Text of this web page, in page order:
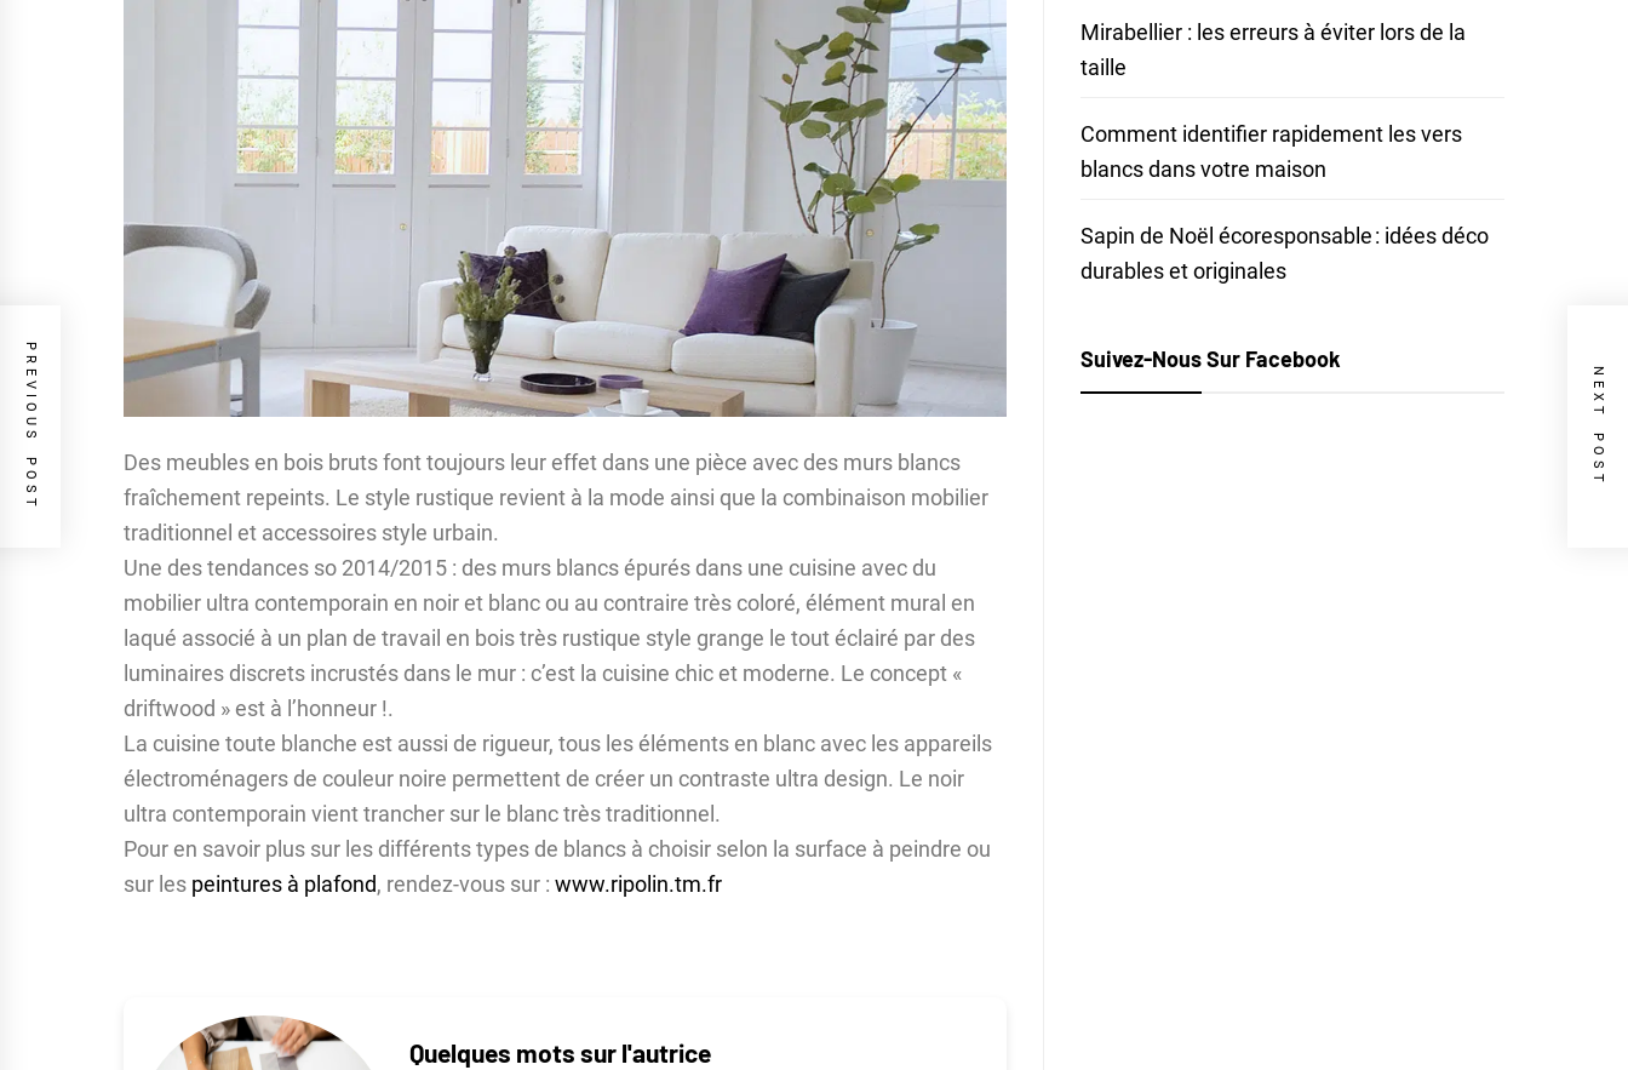
Des meubles en bois bruts font toujours leur effet dans une pièce avec des murs blancs
fraîchement repeints. Le style rustique revient à la mode ainsi que la combinaison mobilier
traditionnel et accessoires style urbain.
Une des tendances so 2014/2015 : des murs blancs épurés dans une cuisine avec du
mobilier ultra contemporain en noir et blanc ou au contraire très coloré, élément mural en
laqué associé à un plan de travail en bois très rustique style grange le tout éclairé par des
luminaires discrets incrustés dans le mur : c’est la cuisine chic et moderne. Le concept «
driftwood » est à l’honneur !.
La cuisine toute blanche est aussi de rigueur, tous les éléments en blanc avec les appareils
électroménagers de couleur noire permettent de créer un contraste ultra design. Le noir
ultra contemporain vient trancher sur le blanc très traditionnel.
Pour en savoir plus sur les différents types de blancs à choisir selon la surface à peindre ou
sur les peintures à plafond, rendez-vous sur : www.ripolin.tm.fr
Quelques mots sur l'autrice
PREVIOUS POST NEXT POST
Mirabellier : les erreurs à éviter lors de la
taille
Comment identifier rapidement les vers
blancs dans votre maison
Sapin de Noël écoresponsable : idées déco
durables et originales
Suivez-Nous Sur Facebook